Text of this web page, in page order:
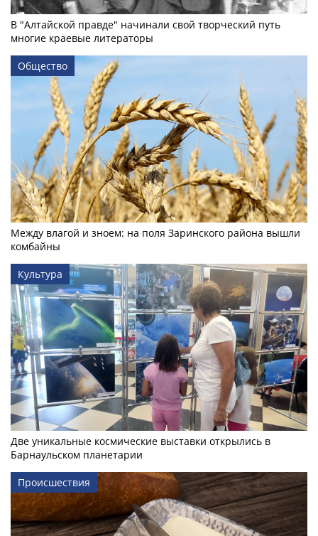
В "Алтайской правде" начинали свой творческий путь
многие краевые литераторы
Общество
Между влагой и зноем: на поля Заринского района вышли
комбайны
Культура
Две уникальные космические выставки открылись в
Барнаульском планетарии
Происшествия